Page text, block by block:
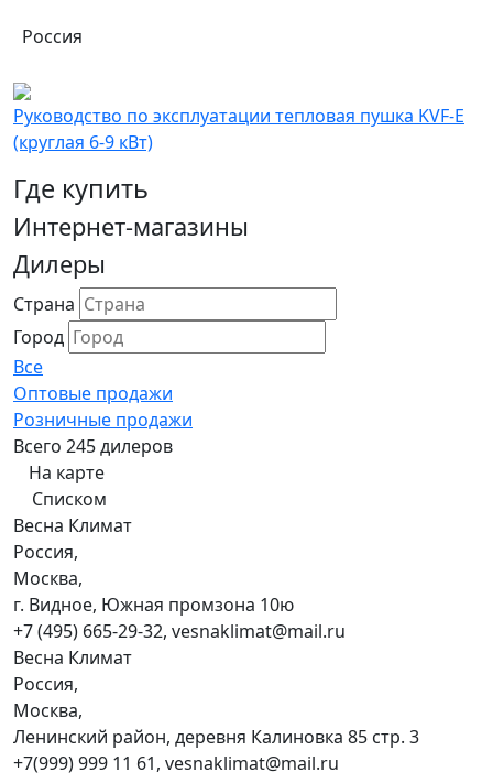
Россия
Руководство по эксплуатации тепловая пушка KVF-E
(круглая 6-9 кВт)
Где купить
Интернет-магазины
Дилеры
Страна
Город
Все
Оптовые продажи
Розничные продажи
Всего 245 дилеров
На карте
Списком
Весна Климат
Россия,
Москва,
г. Видное, Южная промзона 10ю
+7 (495) 665-29-32, vesnaklimat@mail.ru
Весна Климат
Россия,
Москва,
Ленинский район, деревня Калиновка 85 стр. 3
+7(999) 999 11 61, vesnaklimat@mail.ru